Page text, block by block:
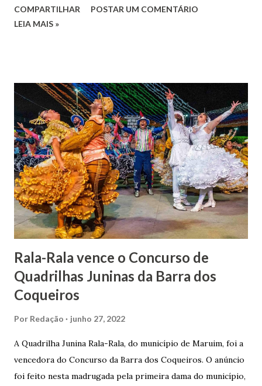
José de Faro Leitão, porém o casamento acabou com o
indiciamento para apropriar-se da volumosa herança. Em
1862, transferiu-se para o Rio de Janeiro e casou-se com
uma irmã do Visconde de Uruguai. O Barão de Maruim
apresentou uma grande dedicação à atividade agrícola, que
lhe proporcionou uma grande reserva financeira. João
Gomes de Melo mandou construir a Igreja Matriz de Nosso
Senhor Bom Jesus dos Passos, que foi inaugurada em 1862 e
doada ao vigário Pe. José Joaquim de Vasconcelos. A Igreja
Matriz...
COMPARTILHAR
POSTAR UM COMENTÁRIO
LEIA MAIS »
Rala-Rala vence o Concurso de
Quadrilhas Juninas da Barra dos
Coqueiros
Por Redação junho 27, 2022
A Quadrilha Junina Rala-Rala, do município de Maruim, foi a
vencedora do Concurso da Barra dos Coqueiros. O anúncio
foi feito nesta madrugada pela primeira dama do município,